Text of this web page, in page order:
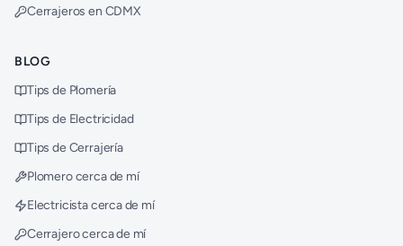
Cerrajeros en CDMX
BLOG
Tips de Plomería
Tips de Electricidad
Tips de Cerrajería
Plomero cerca de mí
Electricista cerca de mí
Cerrajero cerca de mí